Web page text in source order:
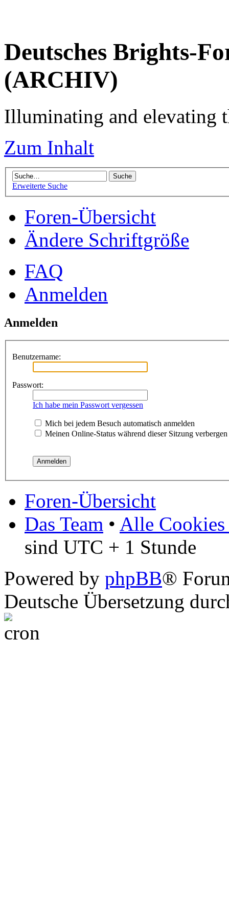
Deutsches Brights-
(ARCHIV)
Illuminating and elevating
Zum Inhalt
Erweiterte Suche
Foren-Übersicht
Ändere Schriftgröße
FAQ
Anmelden
Anmelden
Benutzername:
Passwort:
Ich habe mein Passwort vergessen
Mich bei jedem Besuch automatisch anmelden
Meinen Online-Status während dieser Sitzung verbergen
Foren-Übersicht
Das Team • Alle Cookies
sind UTC + 1 Stunde
Powered by phpBB®
Deutsche Übersetzung